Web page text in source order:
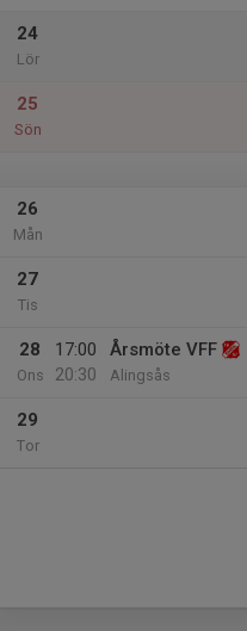
24
Lör
25
Sön
26
Mån
27
Tis
28
Ons
17:00
20:30
Årsmöte VFF
Alingsås
29
Tor